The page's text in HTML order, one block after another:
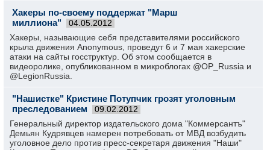
Хакеры по-своему поддержат "Марш
миллиона"
04.05.2012
Хакеры, называющие себя представителями российского
крыла движения Anonymous, проведут 6 и 7 мая хакерские
атаки на сайты госструктур. Об этом сообщается в
видеоролике, опубликованном в микроблогах @OP_Russia и
@LegionRussia.
"Нашистке" Кристине Потупчик грозят уголовным
преследованием
09.02.2012
Генеральный директор издательского дома "Коммерсантъ"
Демьян Кудрявцев намерен потребовать от МВД возбудить
уголовное дело против пресс-секретаря движения "Наши"